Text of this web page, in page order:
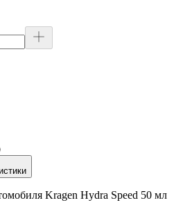
Kragen Hydra Speed 50 мл